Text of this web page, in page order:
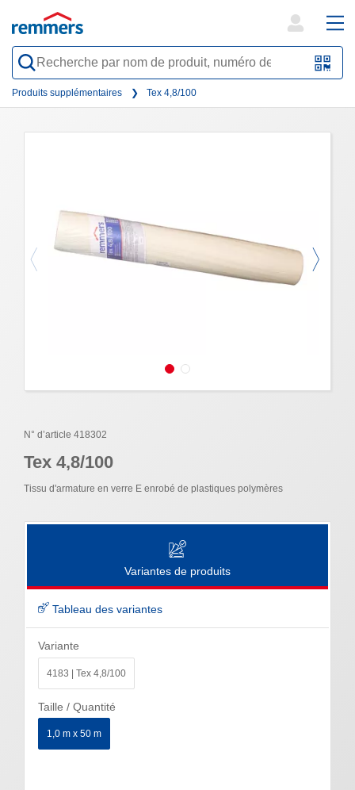
QR-
search
form
Produits supplémentaires Tex 4,8/100
N° d’article 418302
Tex 4,8/100
Tissu d'armature en verre E enrobé de plastiques polymères
Variantes de produits
Tableau des variantes
Variante
4183 | Tex 4,8/100
Taille / Quantité
1,0 m x 50 m